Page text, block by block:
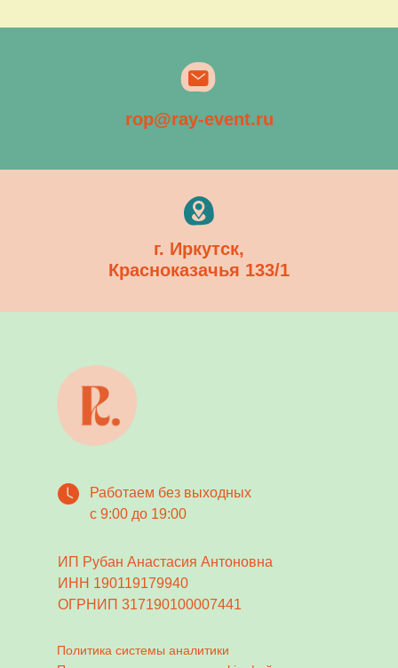
rop@ray-event.ru
г. Иркутск,
Красноказачья 133/1
Политика системы аналитики
Работаем без выходных
с 9:00 до 19:00
ИП Рубан Анастасия Антоновна
ИНН 190119179940
ОГРНИП 317190100007441